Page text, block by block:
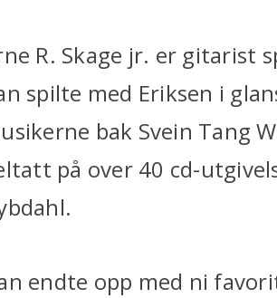
R. Skage jr. er gitarist
spilte med Eriksen i
bak Svein Tang
på over 40 cd-
endte opp med ni